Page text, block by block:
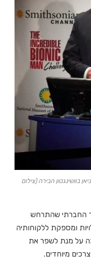
בוושינגטון הבירה (צילום
החברתי שהתרחש
ומספקת ללקוחותיה
על מנת לשפר את
מיוחדים.